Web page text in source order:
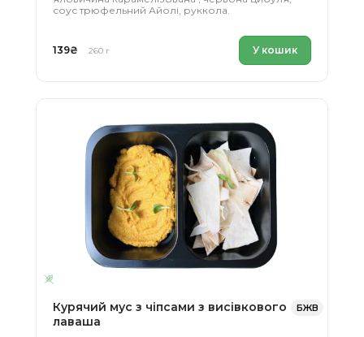
соус трюфельний Айолі, руккола.
139₴ 260 г У кошик
БЖВ
Курячий мус з чіпсами з висівкового
лаваша